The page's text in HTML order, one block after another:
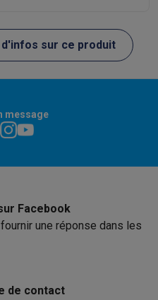
sur ce produit
message
Facebook
une réponse dans les
de contact